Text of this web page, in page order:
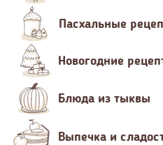
Пасхальные
Новогодние
Блюда из тыквы
Выпечка и